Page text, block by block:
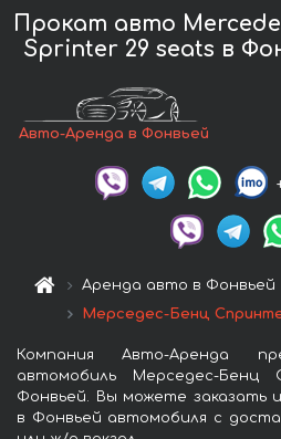
Прокат авто
Sprinter 29 seats в
Авто-Аренда в Фонвьей
Аренда авто в Фонвьей
Мерседес-Бенц
Компания Авто-Аренда
автомобиль Мерседес-
Фонвьей. Вы можете заказать
в Фонвьей автомобиля с